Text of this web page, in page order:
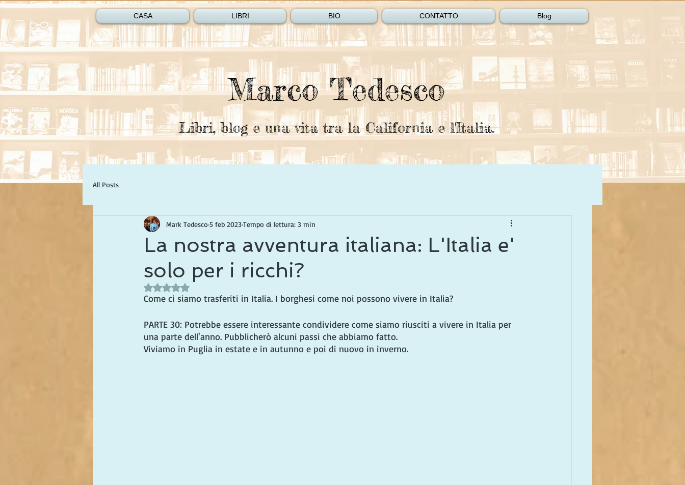
CASA LIBRI BIO CONTATTO Blog
Marco Tedesco
Libri, blog e una vita tra la California e l'Italia.
All Posts
La nostra avventura italiana: L'Italia e'
solo per i ricchi?
Mark Tedesco 5 feb 2023Tempo di lettura: 3 min
Valutazione NaN stelle su 5.
Come ci siamo trasferiti in Italia. I borghesi come noi possono vivere in Italia?
PARTE 30: Potrebbe essere interessante condividere come siamo riusciti a vivere in Italia per
una parte dell'anno. Pubblicherò alcuni passi che abbiamo fatto.
Viviamo in Puglia in estate e in autunno e poi di nuovo in inverno.